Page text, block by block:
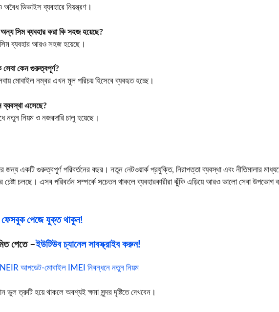
ডিভাইস ব্যবহারে নিয়ন্ত্রণ।
সিম ব্যবহার করা কি সহজ হয়েছে?
ব্যবহার আরও সহজ হয়েছে।
কেন গুরুত্বপূর্ণ?
মোবাইল নম্বর এখন মূল পরিচয় হিসেবে ব্যবহৃত হচ্ছে।
ব্যবস্থা এসেছে?
নতুন নিয়ম ও নজরদারি চালু হয়েছে।
জন্য একটি গুরুত্বপূর্ণ পরিবর্তনের বছর। নতুন নেটওয়ার্ক প্রযুক্তি, নিরাপত্তা ব্যবস্থা এবং নীতিমালার
চলছে। এসব পরিবর্তন সম্পর্কে সচেতন থাকলে ব্যবহারকারীরা ঝুঁকি এড়িয়ে আরও ভালো সেবা উপভোগ
ফেসবুক পেজে যুক্ত থাকুন!
পেতে –ইউটিউব চ্যানেল সাবস্ক্রাইব করুন!
NEIR আপডেট-মোবাইল IMEI নিবন্ধনে নতুন নিয়ম
ত্রুটি হয়ে থাকলে অবশ্যই ক্ষমা সুন্দর দৃষ্টিতে দেখবেন।